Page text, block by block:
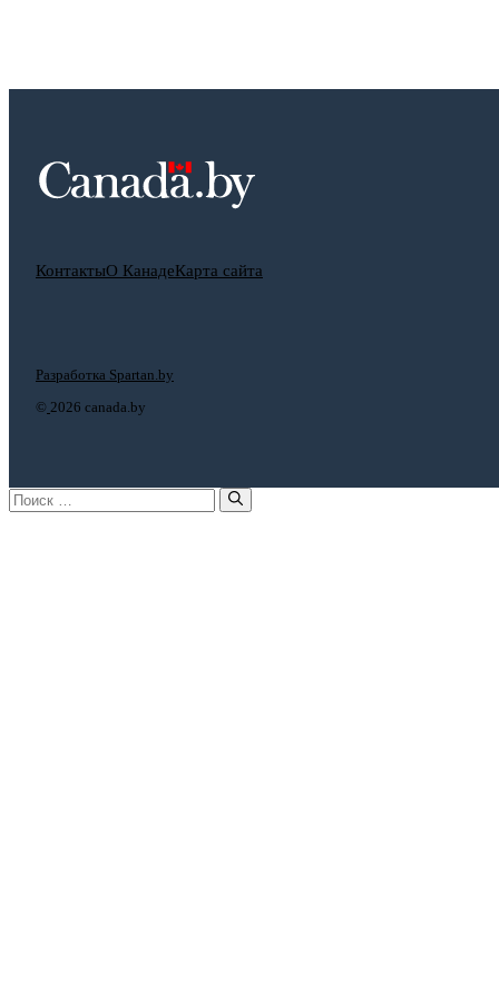
КонтактыО КанадеКарта сайта
© 2026 canada.by
Разработка Spartan.by
Поиск: